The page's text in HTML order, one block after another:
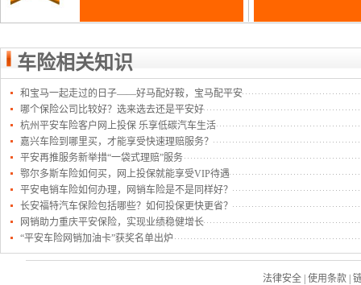
车险相关知识
和宝马一起走过的日子——好马配好鞍，宝马配平安
哪个保险公司比较好？选来选去还是平安好
杭州平安车险客户网上投保 乐享低碳汽车生活
嘉兴车险到哪里买，才能享受快速理赔服务？
平安再推服务新举措“一袋式理赔”服务
鄂尔多斯车险如何买，网上投保就能享受VIP待遇
平安电销车险如何办理，网销车险是不是同样好？
长安福特汽车保险包括哪些？如何投保更快更省？
网销助力重庆平安保险，实现业绩稳健增长
“平安车险网销加油卡”获奖名单出炉
法律安全 使用条款